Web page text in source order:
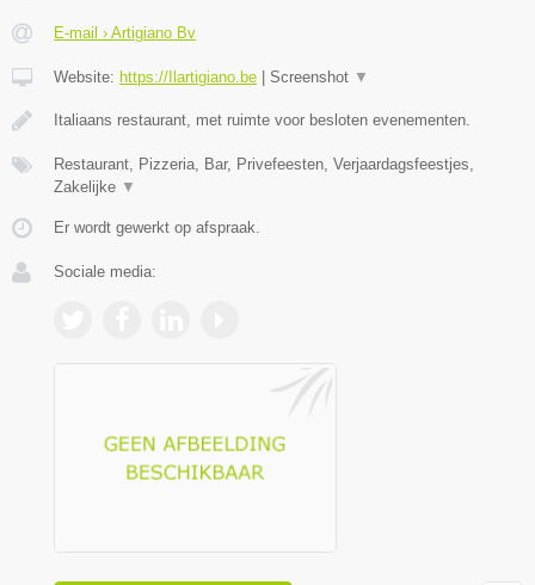
E-mail › Artigiano Bv
Website: https://Ilartigiano.be Screenshot ▼
Italiaans restaurant, met ruimte voor besloten evenementen.
Restaurant, Pizzeria, Bar, Privefeesten, Verjaardagsfeestjes,
Zakelijke ▼
Er wordt gewerkt op afspraak.
Sociale media: